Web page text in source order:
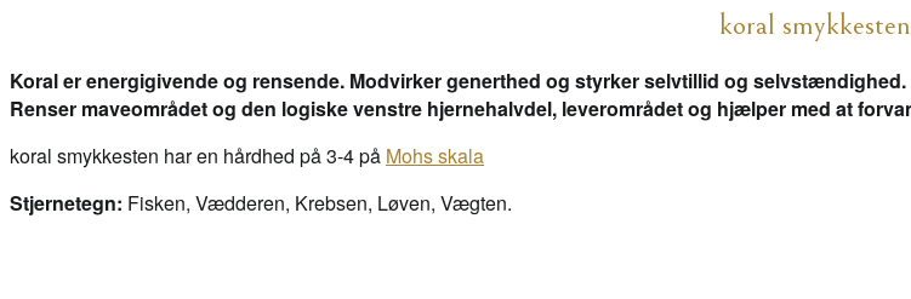
koral smykkesten
Koral er energigivende og rensende. Modvirker generthed og styrker selvtillid og
Renser maveområdet og den logiske venstre hjernehalvdel, leverområdet og hjælper med at
koral smykkesten har en hårdhed på 3-4 på Mohs skala
Stjernetegn: Fisken, Vædderen, Krebsen, Løven, Vægten.